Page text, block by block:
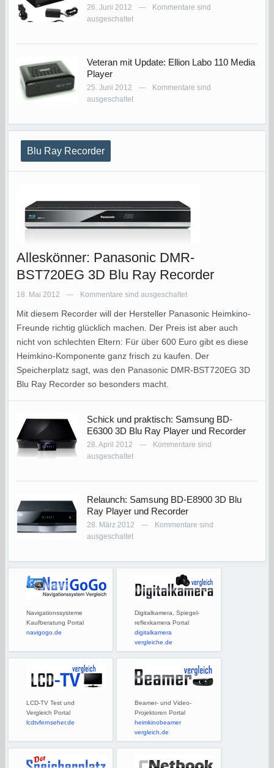
26. Juni 2012 —
Kommentare sind
ausgeschaltet
Veteran mit Update: Ellion Labo 110 Media
Player
25. Juni 2012 —
Kommentare sind
ausgeschaltet
Blu Ray Recorder
Alleskönner: Panasonic DMR-
BST720EG 3D Blu Ray Recorder
18. Mai 2012 — Kommentare sind ausgeschaltet
Mit diesem Recorder will der Hersteller Panasonic Heimkino-
Freunde richtig glücklich machen. Der Preis ist aber auch
nicht von schlechten Eltern: Für über 600 Euro gibt es diese
Heimkino-Komponente ganz frisch zu kaufen. Der
Speicherplatz sagt, was den Panasonic DMR-BST720EG 3D
Blu Ray Recorder so besonders macht.
Schick und praktisch: Samsung BD-
E6300 3D Blu Ray Player und Recorder
28. April 2012 —
Kommentare sind
ausgeschaltet
Relaunch: Samsung BD-E8900 3D Blu
Ray Player und Recorder
28. März 2012 —
Kommentare sind
ausgeschaltet
Navigationssysteme
Kaufberatung Portal
navigogo.de
Digitalkamera, Spiegel-
reflexkamera Portal
digitalkamera
vergleiche.de
LCD-TV Test und
Vergleich Portal
lcdtvfernseher.de
Beamer- und Video-
Projektoren Portal
heimkinobeamer
vergleich.de